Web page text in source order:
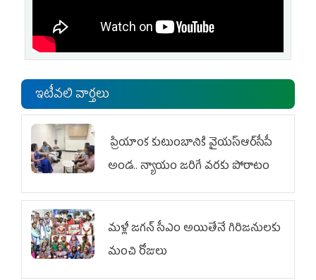
ఇటీవలి వార్తలు
ప్రియాంక కుటుంబానికి వైయ‌స్ఆర్‌సీపీ
అండ.. న్యాయం జరిగే వరకు పోరాటం
మళ్లీ జగన్ సీఎం అయితేనే గిరిజనులకు
మంచి రోజులు